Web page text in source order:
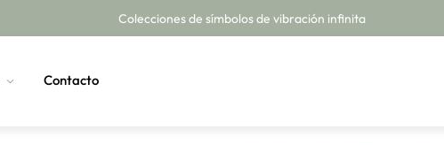
Colecciones de símbolos de vibración infinita
Contacto